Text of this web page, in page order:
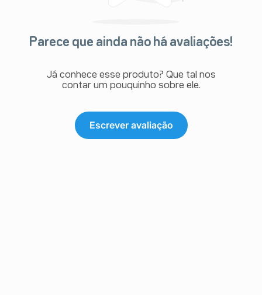
Parece que ainda não há avaliações!
Já conhece esse produto? Que tal nos
contar um pouquinho sobre ele.
Escrever avaliação